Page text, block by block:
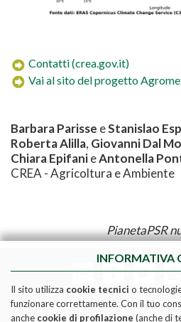
Contatti (crea.gov.it)
Vai al sito del progetto
Barbara Parisse eStanislao
Roberta Alilla, Giovanni Dal
Chiara EpifanieAntonella
CREA - Agricoltura e Ambiente
PianetaPSR
INFORMATIVA
Il sito utilizza cookie tecnici o
funzionare correttamente. Con il tuo
anche cookie di profilazione (anche di